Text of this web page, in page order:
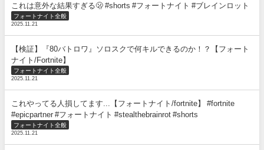
これは意外な結果すぎる🫢 #shorts #フォートナイト #ブレインロット
フォートナイト全般
2025.11.21
【検証】『80バトロワ』ソロスクで何キルできるのか！？【フォート
ナイト/Fortnite】
フォートナイト全般
2025.11.21
これやってる人損してます...【フォートナイト/fortnite】 #fortnite
#epicpartner #フォートナイト #stealthebrainrot #shorts
フォートナイト全般
2025.11.21